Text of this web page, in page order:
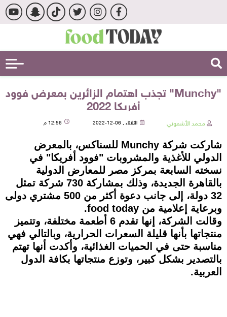
"Munchy" تجذب اهتمام الزائرين بمعرض فوود
أفريكا 2022
محمد الأشموني الثلاثاء , 06-12-2022 12:56 م
شاركت شركة Munchy للسناكس، بالمعرض
الدولي للأغذية والمشروبات "فوود أفريكا" في
نسخته السابعة بمركز مصر للمعارض الدولية
بالقاهرة الجديدة، وذلك بمشاركة 730 شركة تمثل
32 دولة، إلى جانب دعوة أكثر من 500 مشتري دولى
وبرعاية إعلامية من food today.
وقالت الشركة، إنها تقدم 6 أطعمة مختلفة، وتتميز
منتجاتها بأنها قليلة السعرات الحرارية، وبالتالي فهي
مناسبة حتى في الحميات الغذائية، وأكدت أنها تهتم
بالتصدير بشكل كبير، وتوزع منتجاتها بكافة الدول
العربية.